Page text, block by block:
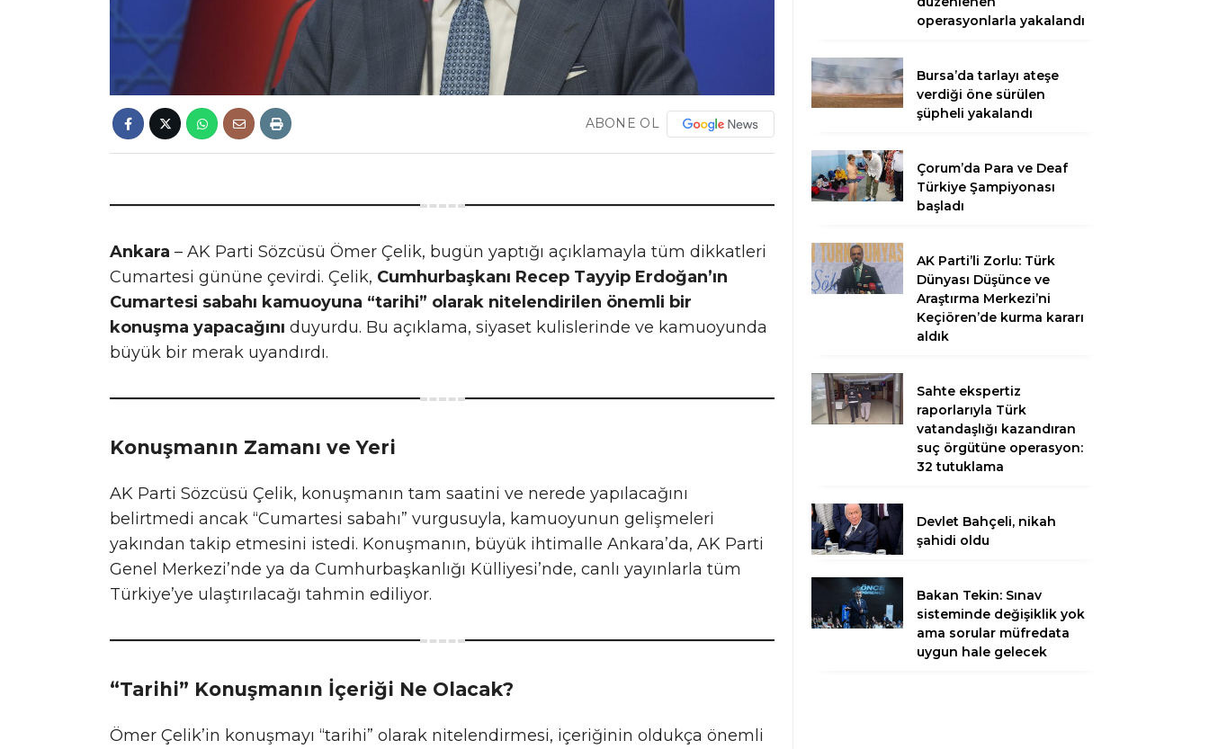
ABONE OL
Ankara – AK Parti Sözcüsü Ömer Çelik, bugün yaptığı açıklamayla tüm dikkatleri
Cumartesi gününe çevirdi. Çelik, Cumhurbaşkanı Recep Tayyip Erdoğan’ın
Cumartesi sabahı kamuoyuna “tarihi” olarak nitelendirilen önemli bir
konuşma yapacağını duyurdu. Bu açıklama, siyaset kulislerinde ve kamuoyunda
büyük bir merak uyandırdı.
Konuşmanın Zamanı ve Yeri
AK Parti Sözcüsü Çelik, konuşmanın tam saatini ve nerede yapılacağını
belirtmedi ancak “Cumartesi sabahı” vurgusuyla, kamuoyunun gelişmeleri
yakından takip etmesini istedi. Konuşmanın, büyük ihtimalle Ankara’da, AK Parti
Genel Merkezi’nde ya da Cumhurbaşkanlığı Külliyesi’nde, canlı yayınlarla tüm
Türkiye’ye ulaştırılacağı tahmin ediliyor.
“Tarihi” Konuşmanın İçeriği Ne Olacak?
Ömer Çelik’in konuşmayı “tarihi” olarak nitelendirmesi, içeriğinin oldukça önemli
operasyonlarla yakalandı
Bursa’da tarlayı ateşe
verdiği öne sürülen
şüpheli yakalandı
Çorum’da Para ve Deaf
Türkiye Şampiyonası
başladı
AK Parti’li Zorlu: Türk
Dünyası Düşünce ve
Araştırma Merkezi’ni
Keçiören’de kurma kararı
aldık
Sahte ekspertiz
raporlarıyla Türk
vatandaşlığı kazandıran
suç örgütüne operasyon:
32 tutuklama
Devlet Bahçeli, nikah
şahidi oldu
Bakan Tekin: Sınav
sisteminde değişiklik yok
ama sorular müfredata
uygun hale gelecek